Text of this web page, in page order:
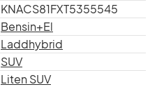
KNACS81FXT5355545
Bensin+El
Laddhybrid
SUV
Liten SUV